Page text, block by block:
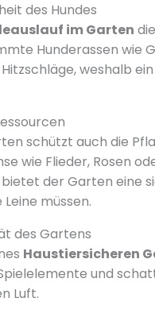
des Hundes
im Garten
Hunderassen wie
weshalb
schützt auch die
wie Flieder, Rosen
der Garten eine
müssen.
des Gartens
Haustiersicheren
und
Luft.